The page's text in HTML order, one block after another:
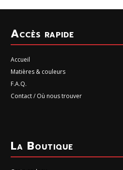
Accès rapide
Accueil
Matières & couleurs
F.A.Q.
Contact / Où nous trouver
La Boutique